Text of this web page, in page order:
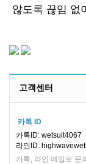
않도록 끊임 없
고객센터
카톡 ID
카톡ID: wetsuit4067
라인ID:
카톡, 라인 메일로 문